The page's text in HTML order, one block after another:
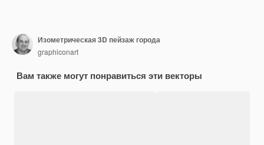
Изометрическая 3D пейзаж города
graphiconart
Вам также могут понравиться эти векторы